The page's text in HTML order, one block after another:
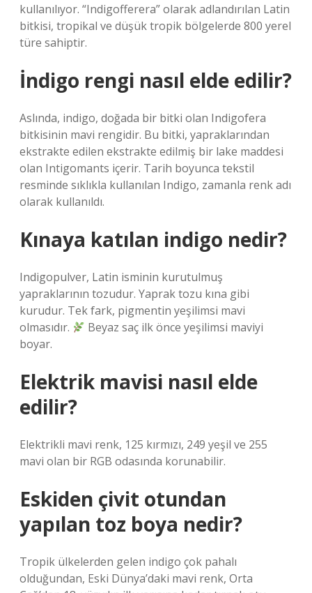
kullanılıyor. “Indigofferera” olarak adlandırılan Latin
bitkisi, tropikal ve düşük tropik bölgelerde 800 yerel
türe sahiptir.
İndigo rengi nasıl elde edilir?
Aslında, indigo, doğada bir bitki olan Indigofera
bitkisinin mavi rengidir. Bu bitki, yapraklarından
ekstrakte edilen ekstrakte edilmiş bir lake maddesi
olan Intigomants içerir. Tarih boyunca tekstil
resminde sıklıkla kullanılan Indigo, zamanla renk adı
olarak kullanıldı.
Kınaya katılan indigo nedir?
Indigopulver, Latin isminin kurutulmuş
yapraklarının tozudur. Yaprak tozu kına gibi
kurudur. Tek fark, pigmentin yeşilimsi mavi
olmasıdır.
Beyaz saç ilk önce yeşilimsi maviyi
boyar.
Elektrik mavisi nasıl elde
edilir?
Elektrikli mavi renk, 125 kırmızı, 249 yeşil ve 255
mavi olan bir RGB odasında korunabilir.
Eskiden çivit otundan
yapılan toz boya nedir?
Tropik ülkelerden gelen indigo çok pahalı
olduğundan, Eski Dünya’daki mavi renk, Orta